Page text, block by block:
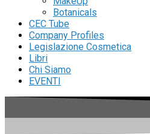
Botanicals
CEC Tube
Company Profiles
Legislazione Cosmetica
Libri
Chi Siamo
EVENTI